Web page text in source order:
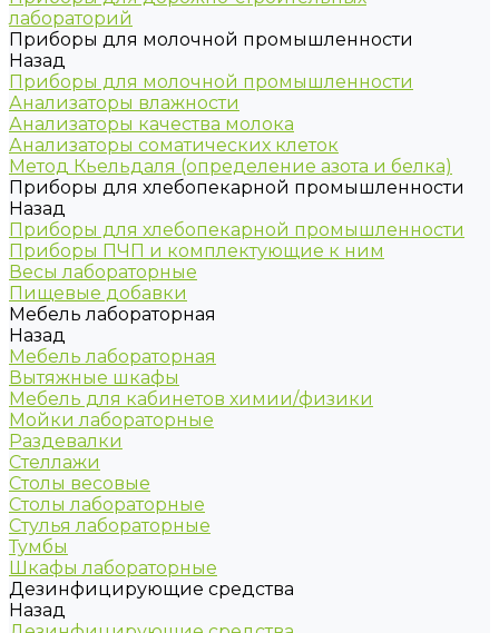
лабораторий
Приборы для молочной промышленности
Назад
Приборы для молочной промышленности
Анализаторы влажности
Анализаторы качества молока
Анализаторы соматических клеток
Метод Кьельдаля (определение азота и белка)
Приборы для хлебопекарной промышленности
Назад
Приборы для хлебопекарной промышленности
Приборы ПЧП и комплектующие к ним
Весы лабораторные
Пищевые добавки
Мебель лабораторная
Назад
Мебель лабораторная
Вытяжные шкафы
Мебель для кабинетов химии/физики
Мойки лабораторные
Раздевалки
Стеллажи
Столы весовые
Столы лабораторные
Стулья лабораторные
Тумбы
Шкафы лабораторные
Дезинфицирующие средства
Назад